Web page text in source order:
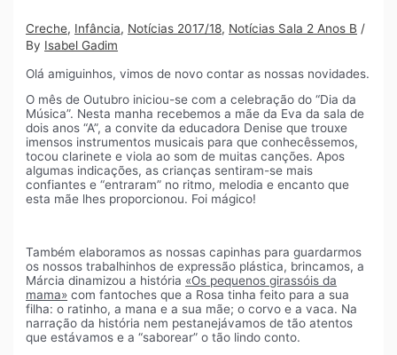
Creche, Infância, Notícias 2017/18, Notícias Sala 2 Anos B /
By Isabel Gadim
Olá amiguinhos, vimos de novo contar as nossas novidades.
O mês de Outubro iniciou-se com a celebração do “Dia da
Música”. Nesta manha recebemos a mãe da Eva da sala de
dois anos “A”, a convite da educadora Denise que trouxe
imensos instrumentos musicais para que conhecêssemos,
tocou clarinete e viola ao som de muitas canções. Apos
algumas indicações, as crianças sentiram-se mais
confiantes e “entraram” no ritmo, melodia e encanto que
esta mãe lhes proporcionou. Foi mágico!
Também elaboramos as nossas capinhas para guardarmos
os nossos trabalhinhos de expressão plástica, brincamos, a
Márcia dinamizou a história «Os pequenos girassóis da
mama» com fantoches que a Rosa tinha feito para a sua
filha: o ratinho, a mana e a sua mãe; o corvo e a vaca. Na
narração da história nem pestanejávamos de tão atentos
que estávamos e a “saborear” o tão lindo conto.